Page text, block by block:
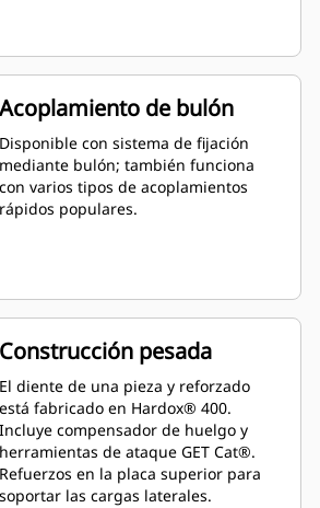
Acoplamiento de bulón
Disponible con sistema de fijación
mediante bulón; también funciona
con varios tipos de acoplamientos
rápidos populares.
Construcción pesada
El diente de una pieza y reforzado
está fabricado en Hardox® 400.
Incluye compensador de huelgo y
herramientas de ataque GET Cat®.
Refuerzos en la placa superior para
soportar las cargas laterales.